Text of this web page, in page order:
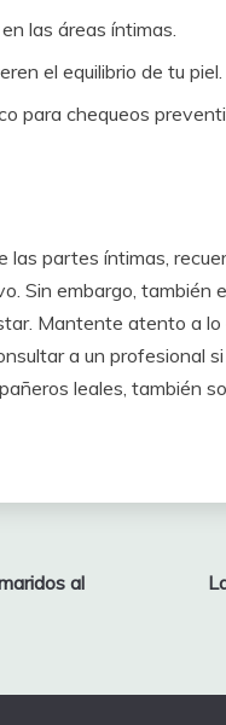
las áreas íntimas.
el equilibrio de tu piel.
para chequeos
las partes íntimas,
Sin embargo, también
Mantente atento a lo
a un profesional
leales, también
al